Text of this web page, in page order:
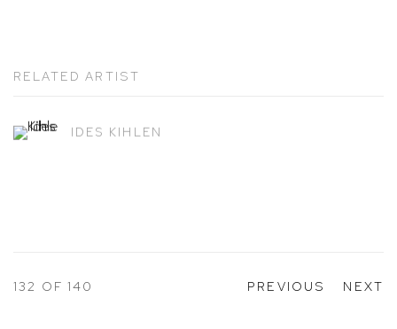
RELATED ARTIST
IDES KIHLEN
PREVIOUS NEXT
132 OF 140